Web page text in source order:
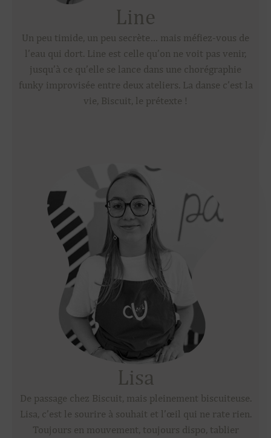
Line
Un peu timide, un peu secrète… mais méfiez-vous de
l’eau qui dort. Line est celle qu’on ne voit pas venir,
jusqu’à ce qu’elle se lance dans une chorégraphie
funky improvisée entre deux ateliers. La danse c’est la
vie, Biscuit, le prétexte !
Lisa
De passage chez Biscuit, mais pleinement biscuiteuse.
Lisa, c’est le sourire à souhait et l’œil qui ne rate rien.
Toujours en mouvement, toujours dispo, tablier